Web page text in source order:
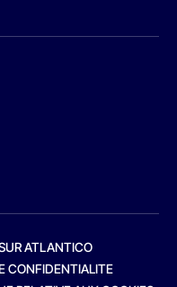
ATLANTICO
CONFIDENTIALITE